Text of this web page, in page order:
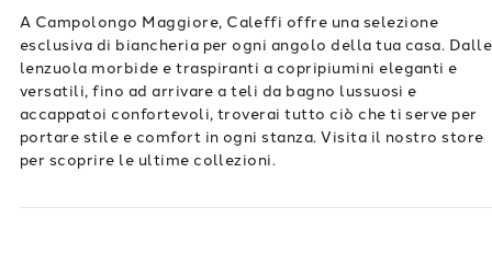
A Campolongo Maggiore, Caleffi offre una selezione
esclusiva di biancheria per ogni angolo della tua casa. Dalle
lenzuola morbide e traspiranti a copripiumini eleganti e
versatili, fino ad arrivare a teli da bagno lussuosi e
accappatoi confortevoli, troverai tutto ciò che ti serve per
portare stile e comfort in ogni stanza. Visita il nostro store
per scoprire le ultime collezioni.